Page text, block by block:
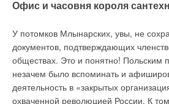
Офис и часовня короля
У потомков Млынарских, увы, не
документов, подтверждающих
обществах. Это и понятно! Польским
незачем было вспоминать и
деятельность в «закрытых
охваченной революцией России. К